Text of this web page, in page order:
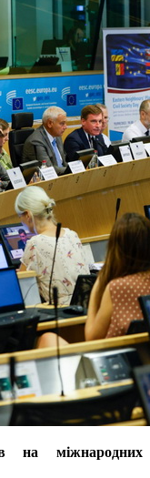
на міжнародних